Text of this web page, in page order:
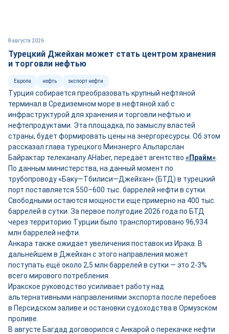
8 августа 2026
Турецкий Джейхан может стать центром хранения
и торговли нефтью
Европа нефть экспорт нефти
Турция собирается преобразовать крупный нефтяной
терминал в Средиземном море в нефтяной хаб с
инфраструктурой для хранения и торговли нефтью и
нефтепродуктами. Эта площадка, по замыслу властей
страны, будет формировать цены на энергоресурсы. Об этом
рассказал глава турецкого Минэнерго Альпарслан
Байрактар телеканалу AHaber, передаёт агентство «Прайм»
По данным министерства, на данный момент по
трубопроводу «Баку—Тбилиси—Джейхан» (БТД) в турецкий
порт поставляется 550–600 тыс. баррелей нефти в сутки.
Свободными остаются мощности ещепримерно на 400 тыс.
баррелей в сутки. За первое полугодие 2026 года по БТД
через территорию Турции было транспортировано 96,934
млн баррелей нефти.
Анкара также ожидает увеличения поставок из Ирака. В
дальнейшем в Джейхан с этого направления может
поступать ещё около 2,5 млн баррелей в сутки — это 2-3%
всего мирового потребления.
Иракское руководство усиливает работу над
альтернативными направлениями экспорта после перебоев
в Персидском заливе и остановки судоходства в Ормузском
проливе.
В августе Багдад договорился с Анкарой о перекачке нефти